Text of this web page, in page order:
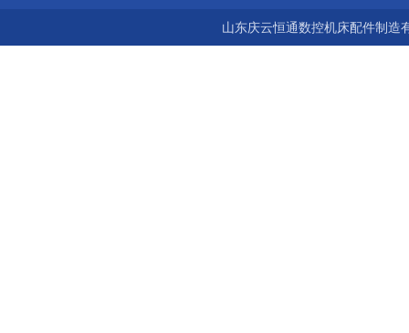
山东庆云恒通数控机床配件制